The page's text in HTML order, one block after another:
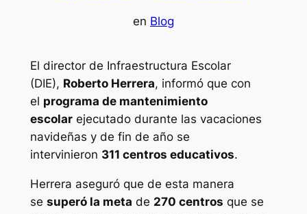
en Blog
El director de Infraestructura Escolar
(DIE), Roberto Herrera, informó que con
el programa de mantenimiento
escolarejecutado durante las vacaciones
navideñas y de fin de año se
intervinieron 311 centros educativos.
Herrera aseguró que de esta manera
se superó la meta de 270 centros que se